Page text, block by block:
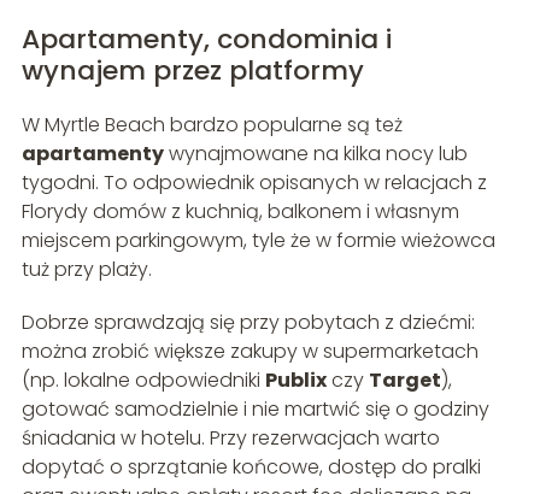
Apartamenty, condominia i
wynajem przez platformy
W Myrtle Beach bardzo popularne są też
apartamentywynajmowane na kilka nocy lub
tygodni. To odpowiednik opisanych w relacjach z
Florydy domów z kuchnią, balkonem i własnym
miejscem parkingowym, tyle że w formie wieżowca
tuż przy plaży.
Dobrze sprawdzają się przy pobytach z dziećmi:
można zrobić większe zakupy w supermarketach
(np. lokalne odpowiedniki Publixczy Target),
gotować samodzielnie i nie martwić się o godziny
śniadania w hotelu. Przy rezerwacjach warto
dopytać o sprzątanie końcowe, dostęp do pralki